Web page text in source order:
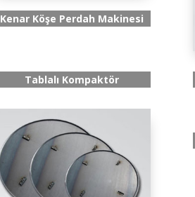
Kenar Köşe Perdah Makinesi
Tablalı Kompaktör